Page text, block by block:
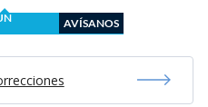
AVÍSANOS